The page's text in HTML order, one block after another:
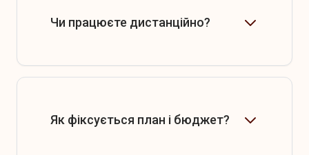
Чи працюєте дистанційно?
Як фіксується план і бюджет?